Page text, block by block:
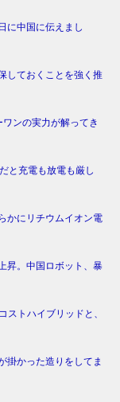
に中国に伝えまし
しておくことを強く推
ンの実力が解ってき
と充電も放電も厳し
かにリチウムイオン電
昇。中国ロボット、暴
ストハイブリッドと、
掛かった造りをしてま